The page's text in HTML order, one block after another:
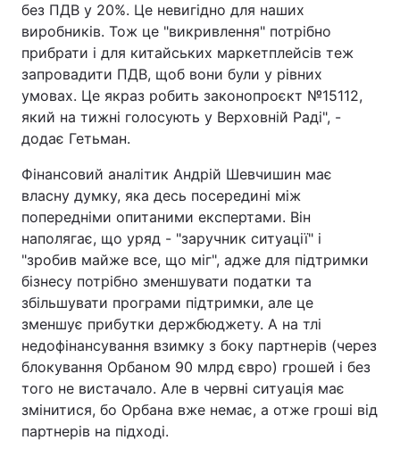
без ПДВ у 20%. Це невигідно для наших
виробників. Тож це "викривлення" потрібно
прибрати і для китайських маркетплейсів теж
запровадити ПДВ, щоб вони були у рівних
умовах. Це якраз робить законопроєкт №15112,
який на тижні голосують у Верховній Раді", -
додає Гетьман.
Фінансовий аналітик Андрій Шевчишин має
власну думку, яка десь посередині між
попередніми опитаними експертами. Він
наполягає, що уряд - "заручник ситуації" і
"зробив майже все, що міг", адже для підтримки
бізнесу потрібно зменшувати податки та
збільшувати програми підтримки, але це
зменшує прибутки держбюджету. А на тлі
недофінансування взимку з боку партнерів (через
блокування Орбаном 90 млрд євро) грошей і без
того не вистачало. Але в червні ситуація має
змінитися, бо Орбана вже немає, а отже гроші від
партнерів на підході.